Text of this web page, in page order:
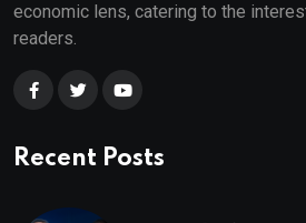
economic lens, catering to the
readers.
Recent Posts